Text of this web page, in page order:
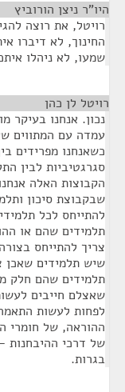
היו"ר ניצן הורוביץ
רויטל, את רוצה
החינוך, לא דיברו
שמעו, לא ניהלו
רויטל לן כהן
נכון. אנחנו בעיקר
עמדה עם המתווים
כשאנחנו מפרידים
סגרגטיביות לבין
הקבוצות האלה
שבקבוצת סיכון
להתייחס לכל
תלמידים שהם או
צריך להתייחס
שיש תלמידים שאכן
תלמידים שהם חלק
שאצלם חייבים
לפחות לעשות
ההוראה, של חומרי
של דרכי ההיבחנות
בגרות.